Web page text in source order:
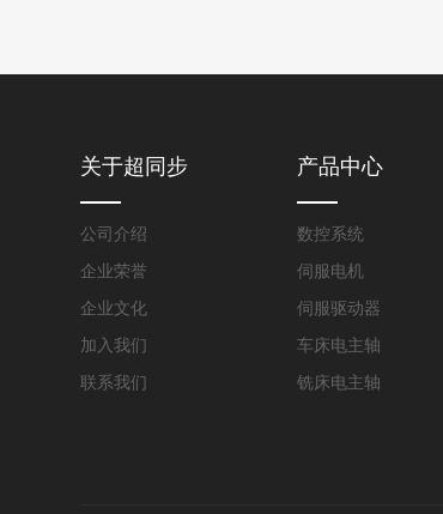
关于超同步
公司介绍
企业荣誉
企业文化
加入我们
联系我们
产品中心
数控系统
伺服电机
伺服驱动器
车床电主轴
铣床电主轴